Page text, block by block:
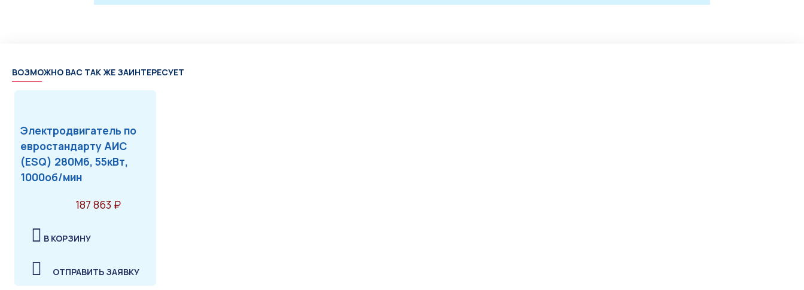
ВОЗМОЖНО ВАС ТАК ЖЕ ЗАИНТЕРЕСУЕТ
Электродвигатель по
евростандарту АИС
(ESQ) 280M6, 55кВт,
1000об/мин
187 863 ₽
В КОРЗИНУ
ОТПРАВИТЬ ЗАЯВКУ